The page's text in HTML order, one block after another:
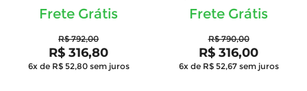
Frete Grátis
R$ 792,00
R$ 316,80
6x de R$ 52,80 sem juros
Frete Grátis
R$ 790,00
R$ 316,00
6x de R$ 52,67 sem juros